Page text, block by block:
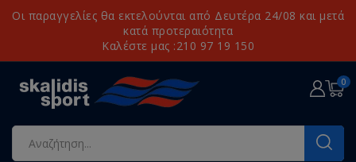
Οι παραγγελίες θα εκτελούνται από Δευτέρα 24/08 και μετά
κατά προτεραιότητα
Καλέστε μας :210 97 19 150
0